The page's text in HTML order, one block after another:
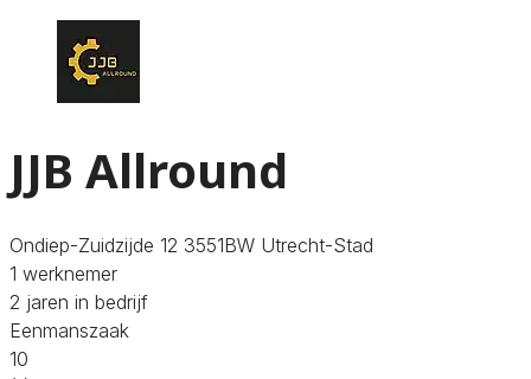
JJB Allround
Ondiep-Zuidzijde 12 3551BW Utrecht-Stad
1 werknemer
2 jaren in bedrijf
Eenmanszaak
10